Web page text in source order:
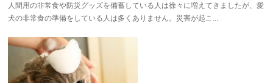
人間用の非常食や防災グッズを備蓄している人は徐々に増えてきましたが、愛
犬の非常食の準備をしている人は多くありません。災害が起こ...